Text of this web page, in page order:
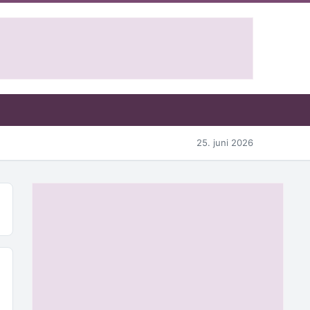
25. juni 2026